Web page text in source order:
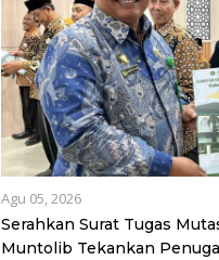
Agu 05, 2026
Serahkan Surat Tugas
Muntolib Tekankan